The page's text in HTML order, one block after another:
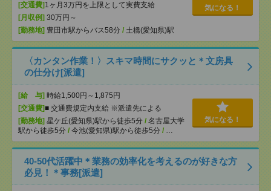
[交通費] 1ヶ月3万円を上限として実費支給
[月収例] 30万円～
[勤務地] 豊田市駅からバス58分 / 土橋(愛知県)駅
気になる！
〈カンタン作業！〉スキマ時間にサクッと＊文房具
の仕分け[派遣]
[給 与] 時給1,500円～1,875円
[交通費]■ 交通費規定内支給 ※派遣先による
[勤務地] 星ケ丘(愛知県)駅から徒歩5分 / 名古屋大学
駅から徒歩5分 / 今池(愛知県)駅から徒歩5分 / …
気になる！
40-50代活躍中＊業務の効率化を考えるのが好きな方
必見！＊事務[派遣]